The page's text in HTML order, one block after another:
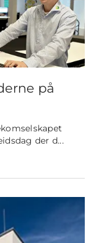
på
der d...